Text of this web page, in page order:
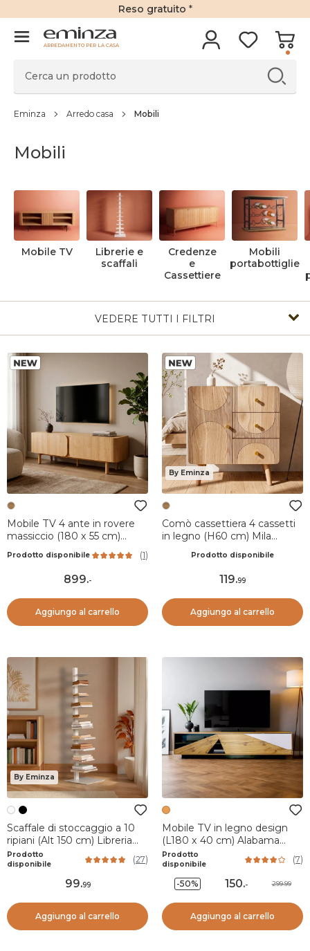
Reso gratuito *
ARREDAMENTO PER LA CASA
Eminza Arredo casa Mobili
Mobili
Mobile TV
Librerie e
scaffali
Credenze
e
Cassettiere
Mobili
portabottiglie
VEDERE TUTTI I FILTRI
Mobile TV 4 ante in rovere
massiccio (180 x 55 cm)
Prodotto disponibile (1)
899.-
Aggiungo al carrello
By Eminza
Comò cassettiera 4 cassetti
in legno (H60 cm) Mila
Prodotto disponibile
119.99
Aggiungo al carrello
By Eminza
Scaffale di stoccaggio a 10
ripiani (Alt 150 cm) Libreria
Book Bianco
Prodotto
disponibile
(27)
99.99
Aggiungo al carrello
Mobile TV in legno design
(L180 x 40 cm) Alabama
Bianco, nero e naturale
Prodotto
disponibile
(7)
-50% 150.- 299.99
Aggiungo al carrello